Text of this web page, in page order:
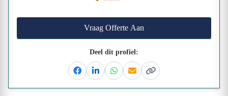
Vraag Offerte Aan
Deel dit profiel:
FacebookLinkedinWhatsapp
EmailKopieer link